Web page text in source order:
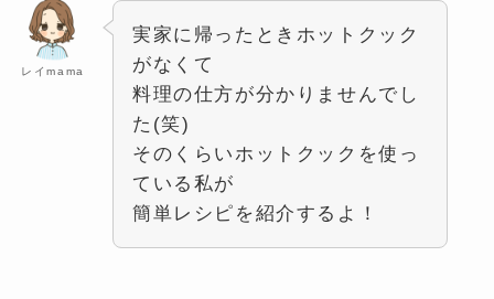
レイmama
実家に帰ったときホットクック
がなくて
料理の仕方が分かりませんでし
た(笑)
そのくらいホットクックを使っ
ている私が
簡単レシピを紹介するよ！